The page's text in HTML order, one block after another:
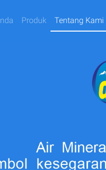
(current)
Produk Tentang Kami